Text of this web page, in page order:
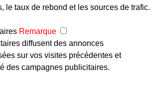
le taux de rebond et les sources de trafic.
Remarque
diffusent des annonces
sur vos visites précédentes et
des campagnes publicitaires.